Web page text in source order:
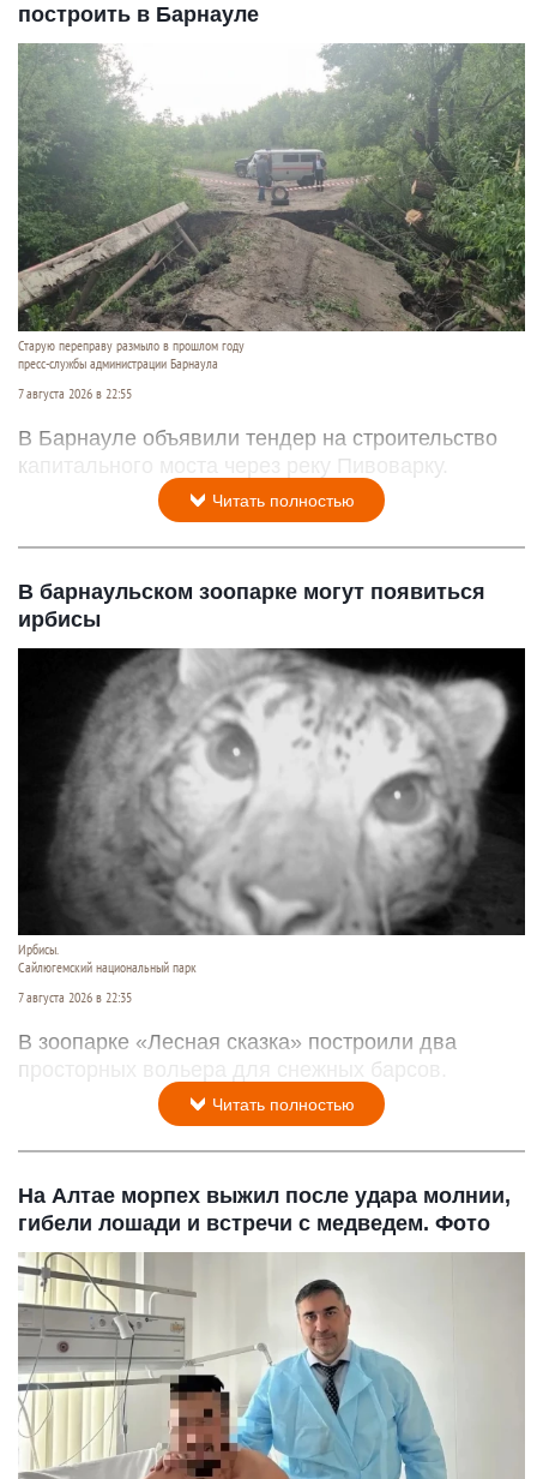
построить в Барнауле
Старую переправу размыло в прошлом году
пресс-службы администрации Барнаула
7 августа 2026 в 22:55
В Барнауле объявили тендер на строительство
капитального моста через реку Пивоварку.
Читать полностью
В барнаульском зоопарке могут появиться
ирбисы
Ирбисы.
Сайлюгемский национальный парк
7 августа 2026 в 22:35
В зоопарке «Лесная сказка» построили два
просторных вольера для снежных барсов.
Читать полностью
На Алтае морпех выжил после удара молнии,
гибели лошади и встречи с медведем. Фото